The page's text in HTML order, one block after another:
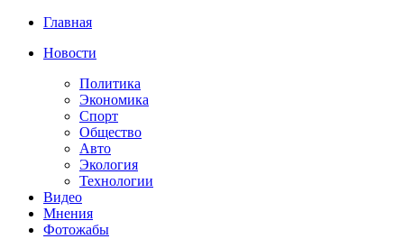
Главная
Новости
Политика
Экономика
Спорт
Общество
Авто
Экология
Технологии
Видео
Мнения
Фотожабы